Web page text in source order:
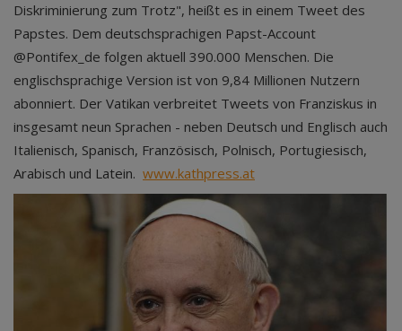
Diskriminierung zum Trotz", heißt es in einem Tweet des
Papstes. Dem deutschsprachigen Papst-Account
@Pontifex_de folgen aktuell 390.000 Menschen. Die
englischsprachige Version ist von 9,84 Millionen Nutzern
abonniert. Der Vatikan verbreitet Tweets von Franziskus in
insgesamt neun Sprachen - neben Deutsch und Englisch auch
Italienisch, Spanisch, Französisch, Polnisch, Portugiesisch,
Arabisch und Latein. www.kathpress.at